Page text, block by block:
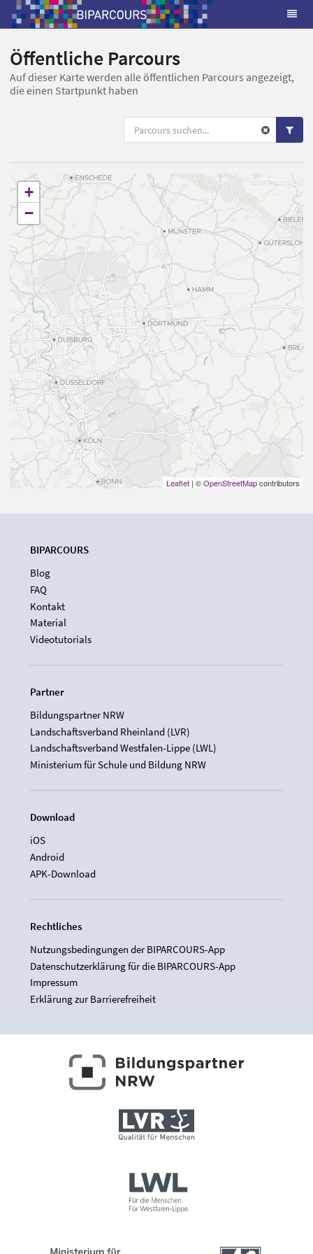
Öffentliche Parcours
Auf dieser Karte werden alle öffentlichen Parcours angezeigt,
die einen Startpunkt haben
+
−
Leaflet | ©OpenStreetMapcontributors
BIPARCOURS
Blog
FAQ
Kontakt
Material
Videotutorials
Partner
Bildungspartner NRW
Landschaftsverband Rheinland (LVR)
Landschaftsverband Westfalen-Lippe (LWL)
Ministerium für Schule und Bildung NRW
Download
iOS
Android
APK-Download
Rechtliches
Nutzungsbedingungen der BIPARCOURS-App
Datenschutzerklärung für die BIPARCOURS-App
Impressum
Erklärung zur Barrierefreiheit